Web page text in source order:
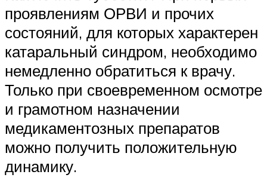
проявлениям ОРВИ и прочих
состояний, для которых характерен
катаральный синдром, необходимо
немедленно обратиться к врачу.
Только при своевременном осмотре
и грамотном назначении
медикаментозных препаратов
можно получить положительную
динамику.